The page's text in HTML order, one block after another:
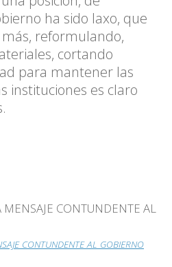
ha sido laxo, que
reformulando,
cortando
para mantener las
instituciones es claro
CONTUNDENTE AL GOBIERNO